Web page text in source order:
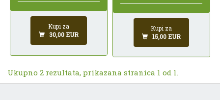
Kupi za
30,00 EUR
Kupi za
15,00 EUR
Ukupno 2 rezultata, prikazana stranica 1 od 1.